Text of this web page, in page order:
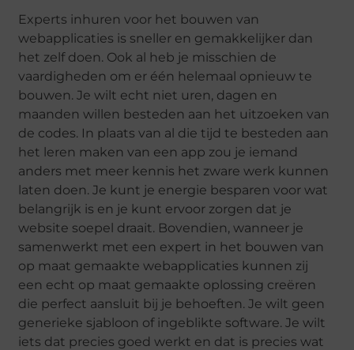
Experts inhuren voor het bouwen van
webapplicaties is sneller en gemakkelijker dan
het zelf doen. Ook al heb je misschien de
vaardigheden om er één helemaal opnieuw te
bouwen. Je wilt echt niet uren, dagen en
maanden willen besteden aan het uitzoeken van
de codes. In plaats van al die tijd te besteden aan
het leren maken van een app zou je iemand
anders met meer kennis het zware werk kunnen
laten doen. Je kunt je energie besparen voor wat
belangrijk is en je kunt ervoor zorgen dat je
website soepel draait. Bovendien, wanneer je
samenwerkt met een expert in het bouwen van
op maat gemaakte webapplicaties kunnen zij
een echt op maat gemaakte oplossing creëren
die perfect aansluit bij je behoeften. Je wilt geen
generieke sjabloon of ingeblikte software. Je wilt
iets dat precies goed werkt en dat is precies wat